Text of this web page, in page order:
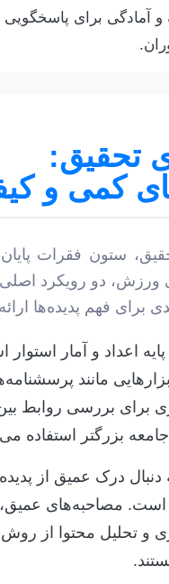
و آمادگی برای پاسخگویی
تحقیق:
کمی و
ستون فقرات
ورزش، دو رویکرد
برای فهم پدیده‌ها
پایه اعداد و آمار
مانند
برای بررسی روابط
جامعه بزرگتر استفاده
دنبال درک عمیق از
است. مصاحبه‌های
و تحلیل محتوا از